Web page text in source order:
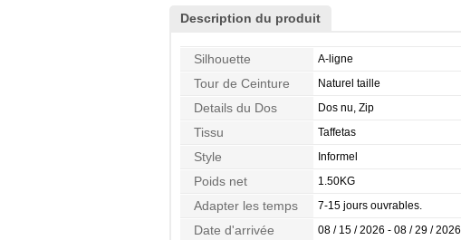
Description du produit
Silhouette A-ligne
Tour de Ceinture Naturel taille
Details du Dos Dos nu, Zip
Tissu Taffetas
Style Informel
Poids net 1.50KG
Adapter les temps 7-15 jours ouvrables.
Date d'arrivée 08 / 15 / 2026 - 08 / 29 / 2026